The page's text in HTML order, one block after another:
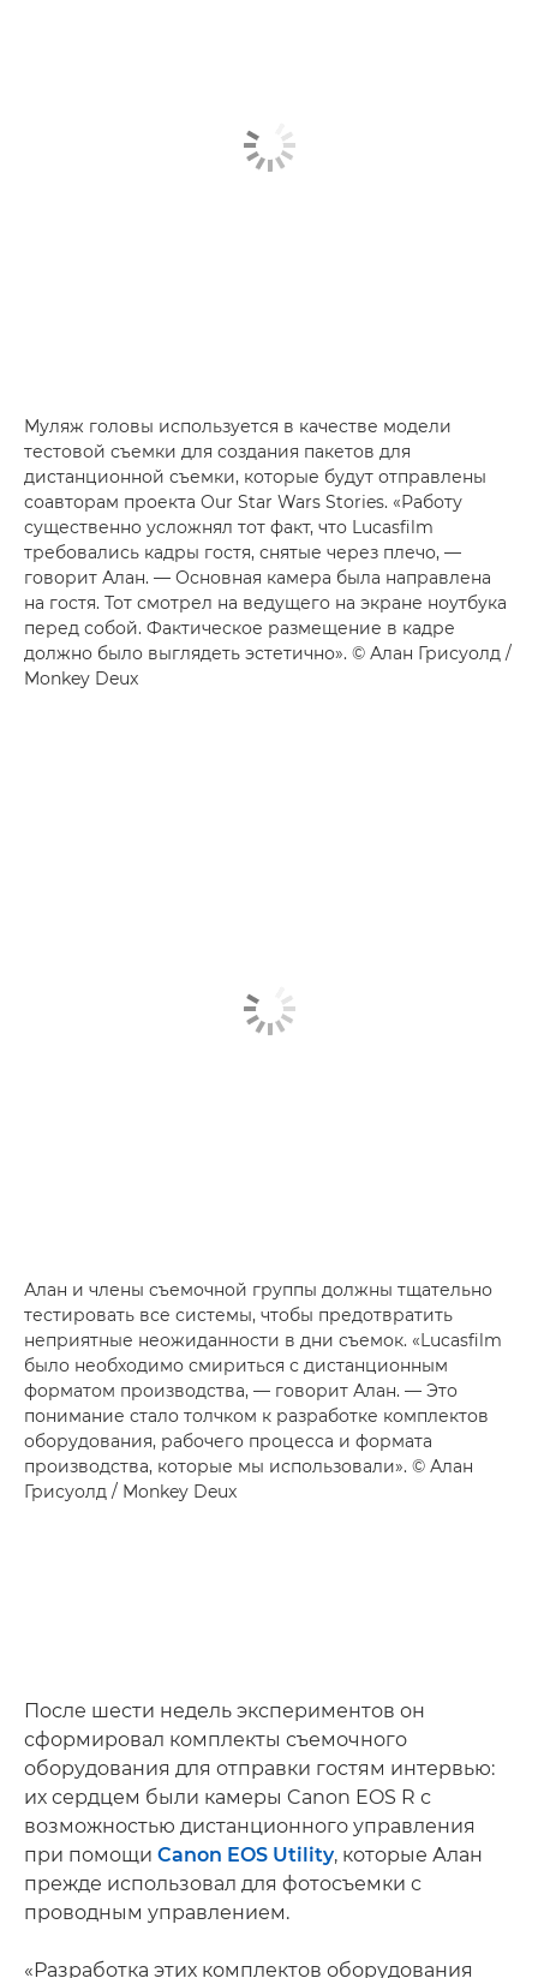
Муляж головы используется в качестве модели
тестовой съемки для создания пакетов для
дистанционной съемки, которые будут отправлены
соавторам проекта Our Star Wars Stories. «Работу
существенно усложнял тот факт, что Lucasfilm
требовались кадры гостя, снятые через плечо, —
говорит Алан. — Основная камера была направлена
на гостя. Тот смотрел на ведущего на экране ноутбука
перед собой. Фактическое размещение в кадре
должно было выглядеть эстетично». © Алан Грисуолд /
Monkey Deux
Алан и члены съемочной группы должны тщательно
тестировать все системы, чтобы предотвратить
неприятные неожиданности в дни съемок. «Lucasfilm
было необходимо смириться с дистанционным
форматом производства, — говорит Алан. — Это
понимание стало толчком к разработке комплектов
оборудования, рабочего процесса и формата
производства, которые мы использовали». © Алан
Грисуолд / Monkey Deux
После шести недель экспериментов он
сформировал комплекты съемочного
оборудования для отправки гостям интервью:
их сердцем были камеры Canon EOS R с
возможностью дистанционного управления
при помощи Canon EOS Utility, которые Алан
прежде использовал для фотосъемки с
проводным управлением.
«Разработка этих комплектов оборудования